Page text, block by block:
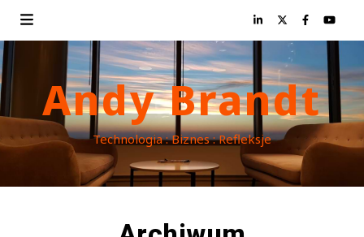
Andy Brandt
Technologia : Biznes : Refleksje